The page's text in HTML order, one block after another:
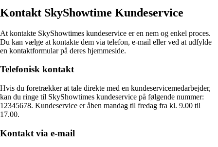
Kontakt SkyShowtime Kundeservice
At kontakte SkyShowtimes kundeservice er en nem og enkel proces.
Du kan vælge at kontakte dem via telefon, e-mail eller ved at udfylde
en kontaktformular på deres hjemmeside.
Telefonisk kontakt
Hvis du foretrækker at tale direkte med en kundeservicemedarbejder,
kan du ringe til SkyShowtimes kundeservice på følgende nummer:
12345678. Kundeservice er åben mandag til fredag fra kl. 9.00 til
17.00.
Kontakt via e-mail